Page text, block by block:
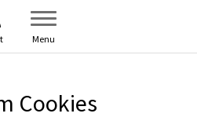
Menu
bildebanken
Cookies